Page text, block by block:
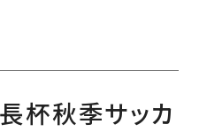
杯秋季サッカ